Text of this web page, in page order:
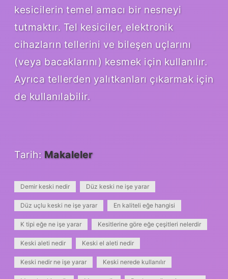
kesicilerin temel amacı bir nesneyi
tutmaktır. Tel kesiciler, elektronik
cihazların tellerini ve bileşen uçlarını
(veya bacaklarını) kesmek için kullanılır.
Ayrıca tellerden yalıtkanları çıkarmak için
de kullanılabilir.
Tarih: Makaleler
Demir keski nedir Düz keski ne işe yarar
Düz uçlu keski ne işe yarar En kaliteli eğe hangisi
K tipi eğe ne işe yarar Kesitlerine göre eğe çeşitleri nelerdir
Keski aleti nedir Keski el aleti nedir
Keski nedir ne işe yarar Keski nerede kullanılır